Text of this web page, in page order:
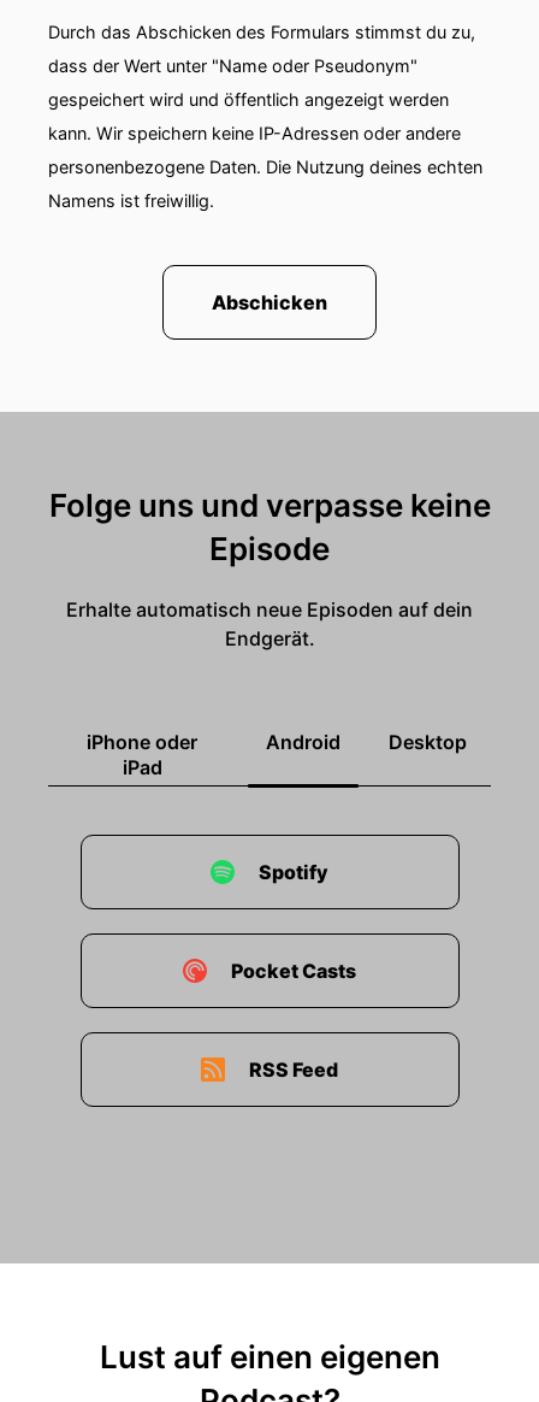
Durch das Abschicken des Formulars stimmst du zu,
dass der Wert unter "Name oder Pseudonym"
gespeichert wird und öffentlich angezeigt werden
kann. Wir speichern keine IP-Adressen oder andere
personenbezogene Daten. Die Nutzung deines echten
Namens ist freiwillig.
Abschicken
Folge uns und verpasse keine
Episode
Erhalte automatisch neue Episoden auf dein
Endgerät.
iPhone oder
iPad
Android Desktop
Spotify
Pocket Casts
RSS Feed
Lust auf einen eigenen